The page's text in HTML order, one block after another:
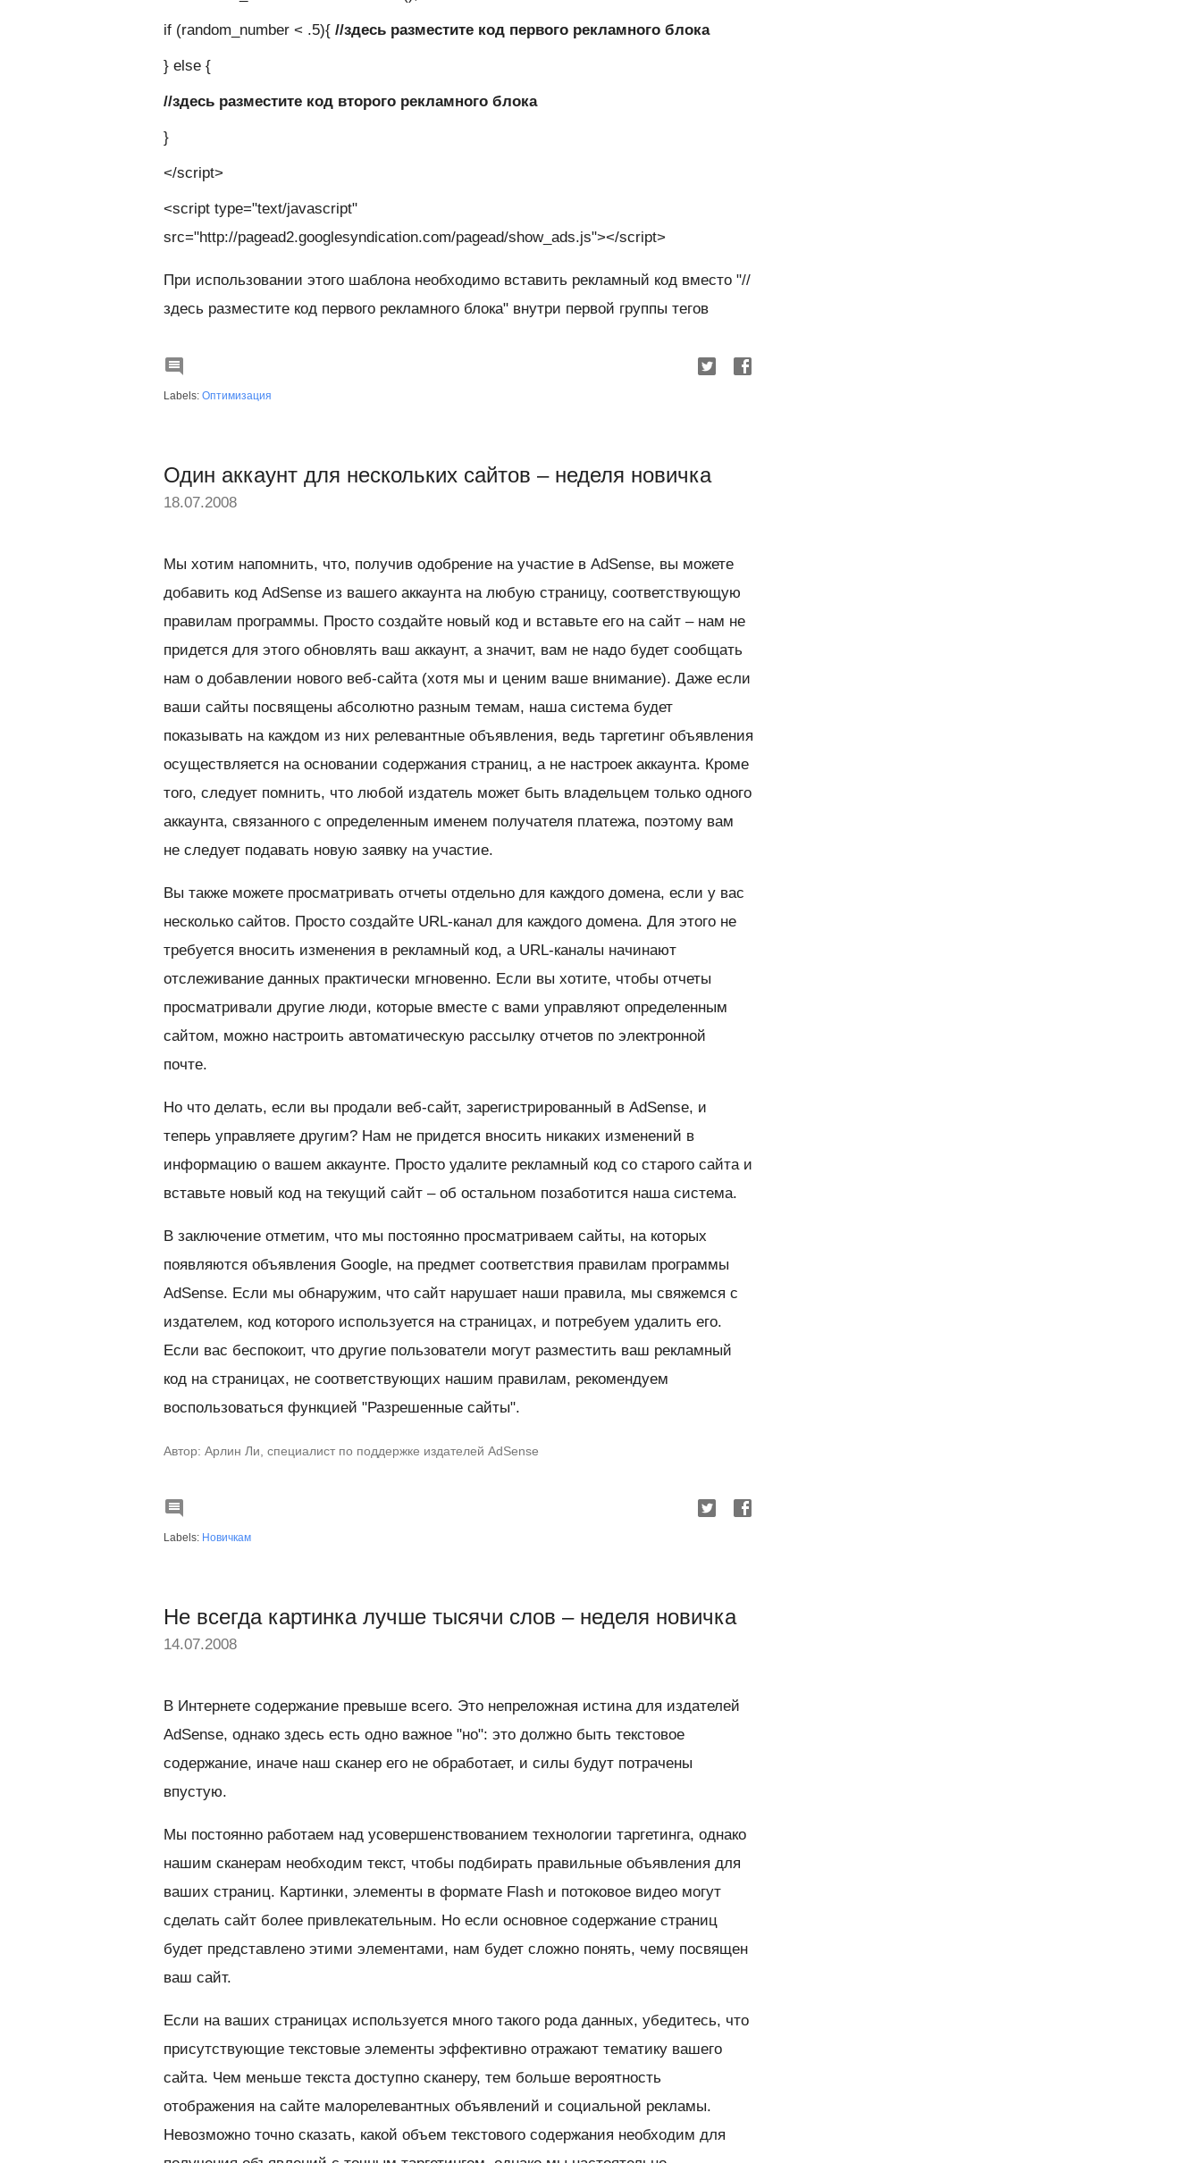
if (random_number < .5){ //здесь разместите код первого рекламного блока
} else {
//здесь разместите код второго рекламного блока
}
</script>
<script type="text/javascript"
src="http://pagead2.googlesyndication.com/pagead/show_ads.js"></script>
При использовании этого шаблона необходимо вставить рекламный код вместо "//
здесь разместите код первого рекламного блока" внутри первой группы тегов

Labels: Оптимизация
Один аккаунт для нескольких сайтов – неделя новичка
18.07.2008
Мы хотим напомнить, что, получив одобрение на участие в AdSense, вы можете
добавить код AdSense из вашего аккаунта на любую страницу, соответствующую
правилам программы. Просто создайте новый код и вставьте его на сайт – нам не
придется для этого обновлять ваш аккаунт, а значит, вам не надо будет сообщать
нам о добавлении нового веб-сайта (хотя мы и ценим ваше внимание). Даже если
ваши сайты посвящены абсолютно разным темам, наша система будет
показывать на каждом из них релевантные объявления, ведь таргетинг объявления
осуществляется на основании содержания страниц, а не настроек аккаунта. Кроме
того, следует помнить, что любой издатель может быть владельцем только одного
аккаунта, связанного с определенным именем получателя платежа, поэтому вам
не следует подавать новую заявку на участие.
Вы также можете просматривать отчеты отдельно для каждого домена, если у вас
несколько сайтов. Просто создайте URL-канал для каждого домена. Для этого не
требуется вносить изменения в рекламный код, а URL-каналы начинают
отслеживание данных практически мгновенно. Если вы хотите, чтобы отчеты
просматривали другие люди, которые вместе с вами управляют определенным
сайтом, можно настроить автоматическую рассылку отчетов по электронной
почте.
Но что делать, если вы продали веб-сайт, зарегистрированный в AdSense, и
теперь управляете другим? Нам не придется вносить никаких изменений в
информацию о вашем аккаунте. Просто удалите рекламный код со старого сайта и
вставьте новый код на текущий сайт – об остальном позаботится наша система.
В заключение отметим, что мы постоянно просматриваем сайты, на которых
появляются объявления Google, на предмет соответствия правилам программы
AdSense. Если мы обнаружим, что сайт нарушает наши правила, мы свяжемся с
издателем, код которого используется на страницах, и потребуем удалить его.
Если вас беспокоит, что другие пользователи могут разместить ваш рекламный
код на страницах, не соответствующих нашим правилам, рекомендуем
воспользоваться функцией "Разрешенные сайты".
Автор: Арлин Ли, специалист по поддержке издателей AdSense

Labels: Новичкам
Не всегда картинка лучше тысячи слов – неделя новичка
14.07.2008
В Интернете содержание превыше всего. Это непреложная истина для издателей
AdSense, однако здесь есть одно важное "но": это должно быть текстовое
содержание, иначе наш сканер его не обработает, и силы будут потрачены
впустую.
Мы постоянно работаем над усовершенствованием технологии таргетинга, однако
нашим сканерам необходим текст, чтобы подбирать правильные объявления для
ваших страниц. Картинки, элементы в формате Flash и потоковое видео могут
сделать сайт более привлекательным. Но если основное содержание страниц
будет представлено этими элементами, нам будет сложно понять, чему посвящен
ваш сайт.
Если на ваших страницах используется много такого рода данных, убедитесь, что
присутствующие текстовые элементы эффективно отражают тематику вашего
сайта. Чем меньше текста доступно сканеру, тем больше вероятность
отображения на сайте малорелевантных объявлений и социальной рекламы.
Невозможно точно сказать, какой объем текстового содержания необходим для